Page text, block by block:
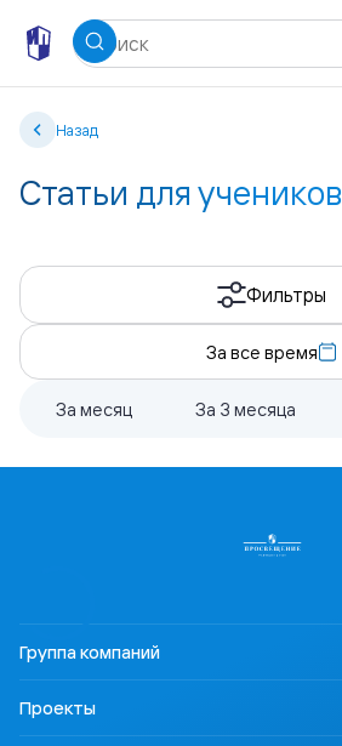
Назад
Статьи для учеников
За месяц За 3 месяца
За все время
Фильтры
Группа компаний
Устойчивое развитие
Проекты